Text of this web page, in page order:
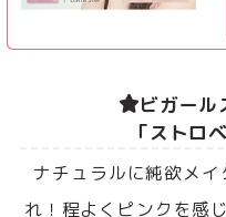
ビガール
「ストロ
ナチュラルに純欲メ
れ！程よくピンクを感